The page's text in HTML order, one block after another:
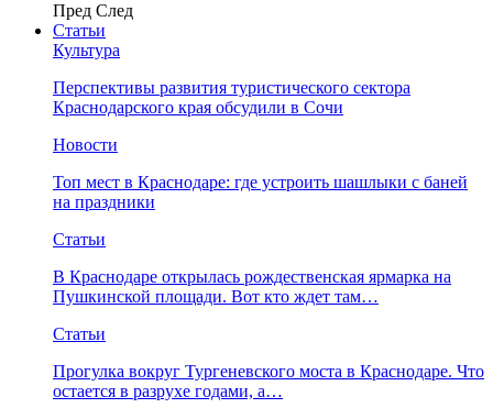
Пред След
Статьи
Культура
Перспективы развития туристического сектора
Краснодарского края обсудили в Сочи
Новости
Топ мест в Краснодаре: где устроить шашлыки с баней
на праздники
Статьи
В Краснодаре открылась рождественская ярмарка на
Пушкинской площади. Вот кто ждет там…
Статьи
Прогулка вокруг Тургеневского моста в Краснодаре. Что
остается в разрухе годами, а…